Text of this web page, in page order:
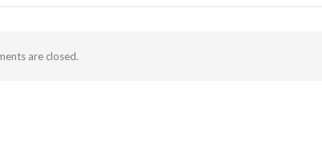
are closed.